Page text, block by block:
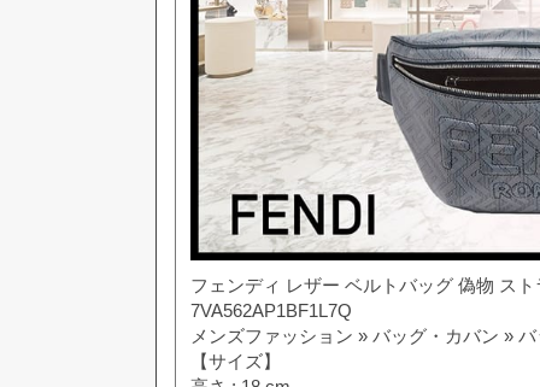
フェンディ レザー ベルトバッグ 偽物 ス
7VA562AP1BF1L7Q
メンズファッション » バッグ・カバン »
【サイズ】